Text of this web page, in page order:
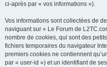
ci-après par « vos informations »).
Vos informations sont collectées de
naviguant sur « Le Forum de
nombre de cookies, qui sont des
fichiers temporaires du navigateur
premiers cookies ne contiennent
par « user-id ») et un identifiant de